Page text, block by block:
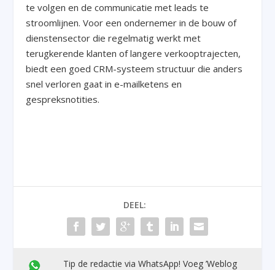
te volgen en de communicatie met leads te
stroomlijnen. Voor een ondernemer in de bouw of
dienstensector die regelmatig werkt met
terugkerende klanten of langere verkooptrajecten,
biedt een goed CRM-systeem structuur die anders
snel verloren gaat in e-mailketens en
gespreksnotities.
DEEL:
Tip de redactie via WhatsApp! Voeg ’Weblog